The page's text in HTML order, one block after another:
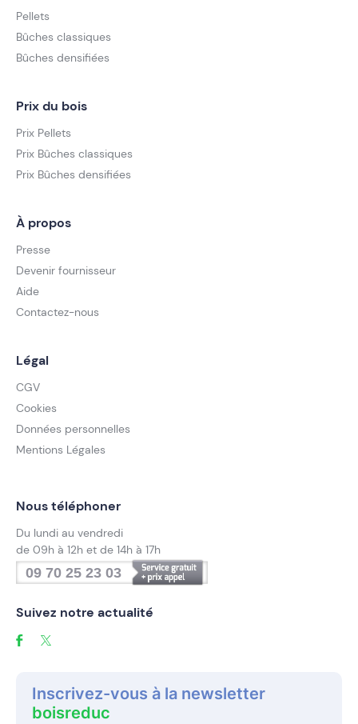
Pellets
Bûches classiques
Bûches densifiées
Prix du bois
Prix Pellets
Prix Bûches classiques
Prix Bûches densifiées
À propos
Presse
Devenir fournisseur
Aide
Contactez-nous
Légal
CGV
Cookies
Données personnelles
Mentions Légales
Nous téléphoner
Du lundi au vendredi
de 09h à 12h et de 14h à 17h
09 70 25 23 03
Suivez notre actualité
Inscrivez-vous à la newsletter
boisreduc